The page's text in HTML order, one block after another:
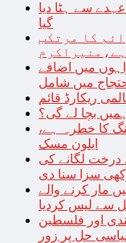
سے ہٹا دیا
گیا
کا مرتکب
میں اضافے
میں شامل
بچا لے گی؟
کا خطرہ ہے،
ایلون مسک
سال تک 50 نیم کے درخت لگانے کی
سزا سنا دی
مار کرنے والے
سے لیس کردیا
اور فلسطین
حل پر زور